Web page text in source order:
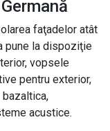
faţadelor atât
pune la dispoziţie
vopsele
pentru exterior,
acustice.